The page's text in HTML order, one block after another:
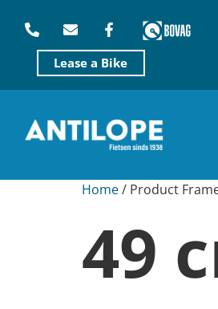
Lease a Bike
Home/ Product
49